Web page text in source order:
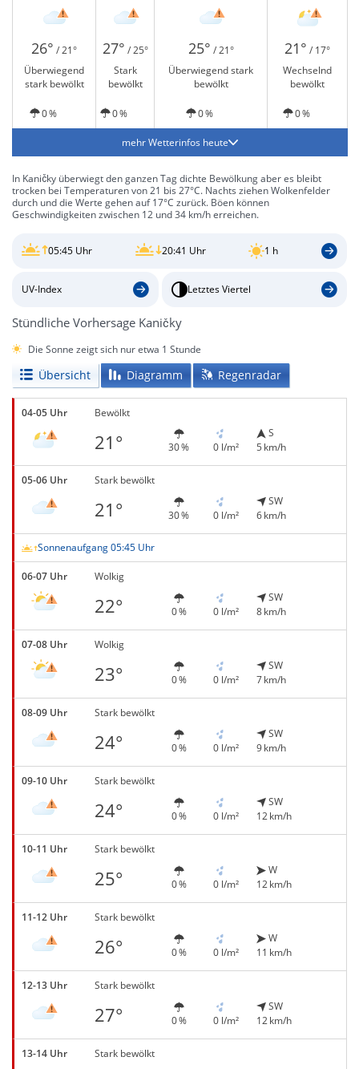
26° / 21° 27° / 25° 25° / 21° 21° / 17°
Überwiegend
stark bewölkt
Stark
bewölkt
Überwiegend stark
bewölkt
Wechselnd
bewölkt
0 % 0 % 0 % 0 %
mehr Wetterinfos heute
In Kaničky überwiegt den ganzen Tag dichte Bewölkung aber es bleibt
trocken bei Temperaturen von 21 bis 27°C. Nachts ziehen Wolkenfelder
durch und die Werte gehen auf 17°C zurück. Böen können
Geschwindigkeiten zwischen 12 und 34 km/h erreichen.
05:45 Uhr 20:41 Uhr 1 h
UV-Index Letztes Viertel
Stündliche Vorhersage Kaničky
Die Sonne zeigt sich nur etwa 1 Stunde
Übersicht Diagramm Regenradar
04-05 Uhr Bewölkt
21° 30 % 0 l/m²
S
5 km/h
05-06 Uhr Stark bewölkt
21° 30 % 0 l/m²
SW
6 km/h
Sonnenaufgang 05:45 Uhr
06-07 Uhr Wolkig
22° 0 % 0 l/m²
SW
8 km/h
07-08 Uhr Wolkig
23° 0 % 0 l/m²
SW
7 km/h
08-09 Uhr Stark bewölkt
24° 0 % 0 l/m²
SW
9 km/h
09-10 Uhr Stark bewölkt
24° 0 % 0 l/m²
SW
12 km/h
10-11 Uhr Stark bewölkt
25° 0 % 0 l/m²
W
12 km/h
11-12 Uhr Stark bewölkt
26° 0 % 0 l/m²
W
11 km/h
12-13 Uhr Stark bewölkt
27° 0 % 0 l/m²
SW
12 km/h
13-14 Uhr
Stark bewölkt